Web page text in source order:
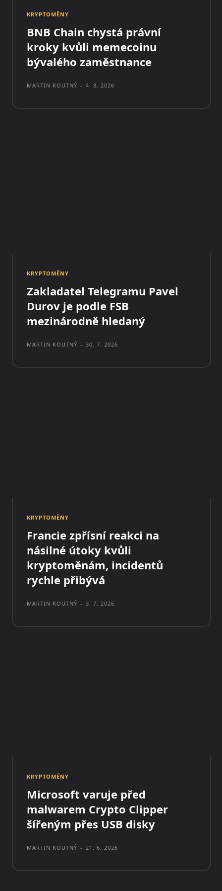
KRYPTOMĚNY
BNB Chain chystá právní
kroky kvůli memecoinu
bývalého zaměstnance
MARTIN KOUTNÝ - 4. 8. 2026
KRYPTOMĚNY
Zakladatel Telegramu Pavel
Durov je podle FSB
mezinárodně hledaný
MARTIN KOUTNÝ - 30. 7. 2026
KRYPTOMĚNY
Francie zpřísní reakci na
násilné útoky kvůli
kryptoměnám, incidentů
rychle přibývá
MARTIN KOUTNÝ - 3. 7. 2026
KRYPTOMĚNY
Microsoft varuje před
malwarem Crypto Clipper
šířeným přes USB disky
MARTIN KOUTNÝ - 21. 6. 2026